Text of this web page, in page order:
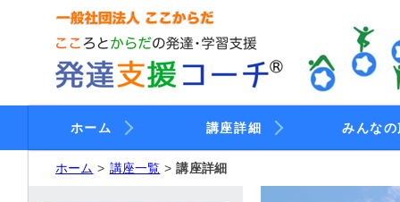
ホーム 講座詳細 みんなの
ホーム 講座一覧 講座詳細